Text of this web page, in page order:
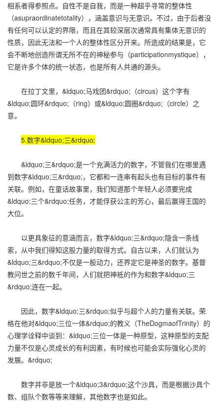
相系者得参照点。自性不是自我，而是一种超乎寻常的整体性
（asupraordinatetotality），涵盖意识与无意识。不过，由于后者没
有任何可以认定的界限，而且在其较深层次通常具有集体无意识的
性质，因此无法和一个人的整体性区分开来。所造成的结果是，它
会不断地创造所谓无所不在的神秘参与（participationmystique），
它是许多个体的统一状态，也是所有人共通的源头。
在拉丁文里，&ldquo;马戏团&rdquo;（circus）这个字有
&ldquo;圆环&rdquo;（ring）或&ldquo;圆圈&rdquo;（circle）之
意。
5.数字&ldquo;三&rdquo;
&ldquo;三&rdquo;是一个充满活力的数字，不管我们在哪里遇
到数字&ldquo;三&rdquo;，它都和一连串有起头也有目标的事件有
关联。例如，在童话故事里，我们知道那个年轻人必须要完成
&ldquo;三个&rdquo;任务，才能俘获公主的芳心，最后赢得王国的
大位。
以更具象征的意涵而言，数字&ldquo;三&rdquo;隐含一条线
索，从中我们得知这股力量的取得方式。自古以来，人们就认为
&ldquo;三&rdquo;不仅是一股动力，还界定它是神圣的数字。基督
教问世之前的数千年间，人们就把神祗的作为和数字&ldquo;三
&rdquo;连在一起。
因此，数字&ldquo;三&rdquo;似乎与超个人的力量有关联。荣
格在他对&ldquo;三位一体&rdquo;的教义（TheDogmaofTrinity）的
心理学诠释中谈到：&ldquo;三位一体是一种原型，这种原型的支配
力量不仅是心灵成长的有利因素，有时候也可能会实际强化心灵的
发展。&rdquo;
数字并非是放一个&ldquo;3&rdquo;这个沙具，而是根据沙具个
数、组队个数等等来理解，其他数字也是如此。